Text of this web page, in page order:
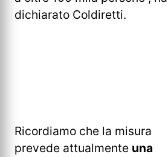
dichiarato Coldiretti.
Ricordiamo che la misura
prevede attualmente una